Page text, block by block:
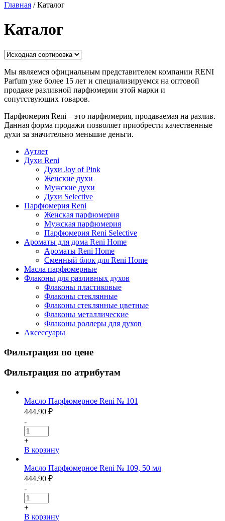
Главная / Каталог
Каталог
Мы являемся официальным представителем компании RENI
Parfum уже более 15 лет и специализируемся на оптовой
продаже разливной парфюмерии этой марки и
сопутствующих товаров.
Парфюмерия Reni – это парфюмерия, продаваемая на разлив.
Данная форма продажи позволяет приобрести качественные
духи за значительно меньшие деньги.
Аутлет
Духи Reni
Духи Joy of Pink
Женские духи
Мужские духи
Духи Selective
Парфюмерия Reni
Женская парфюмерия
Мужская парфюмерия
Парфюмерия Reni Selective
Ароматы для дома Reni Home
Ароматы Reni Home
Сменный блок для Reni Home
Масла парфюмерные
Флаконы для разливных духов
Флаконы пластиковые
Флаконы стеклянные
Флаконы стеклянные цветные
Флаконы металлические
Флаконы роллеры для духов
Аксессуары
Фильтрация по цене
Фильтрация по атрибутам
Масло Парфюмерное Reni № 101
444.90 ₽
-
+
В корзину
Масло Парфюмерное Reni № 109, 50 мл
444.90 ₽
-
+
В корзину